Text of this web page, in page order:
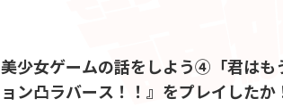
美少女ゲームの話をしよう④「君はも
ョン凸ラバース！！』をプレイしたか